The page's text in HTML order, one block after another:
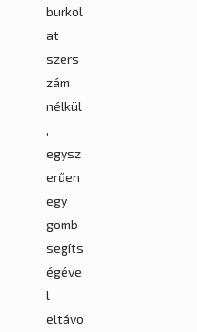
burkol
at
szers
zám
nélkül
,
egysz
erűen
egy
gomb
segíts
égéve
l
eltávo